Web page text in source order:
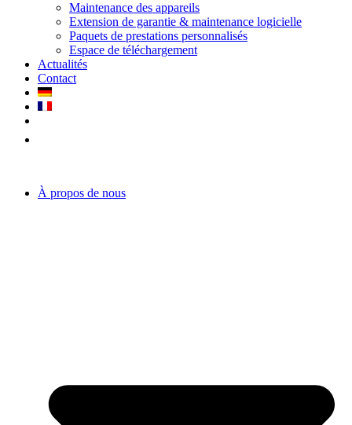
Maintenance des appareils
Extension de garantie & maintenance logicielle
Paquets de prestations personnalisés
Espace de téléchargement
Actualités
Contact
À propos de nous